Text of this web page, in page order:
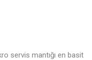
servis mantığı en basit